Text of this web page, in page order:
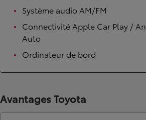
Système audio AM/FM
Connectivité Apple Car Play /
Auto
Ordinateur de bord
Avantages Toyota